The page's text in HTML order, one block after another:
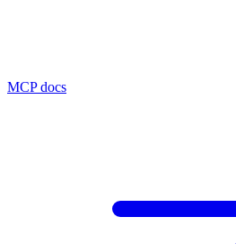
MCP docs